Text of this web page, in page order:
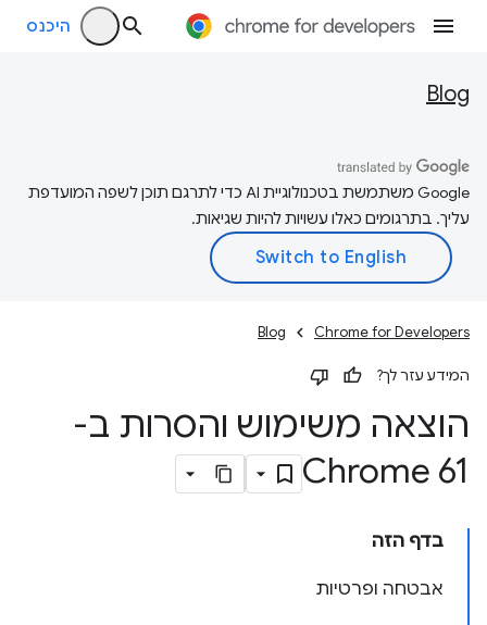
היכנס
Blog
‫Google משתמשת בטכנולוגיית AI כדי לתרגם תוכן לשפה המועדפת
עליך. בתרגומים כאלו עשויות להיות שגיאות.
Chrome for Developers
Blog
המידע עזר לך?
הוצאה משימוש והסרות ב-
Chrome 61
בדף הזה
אבטחה ופרטיות